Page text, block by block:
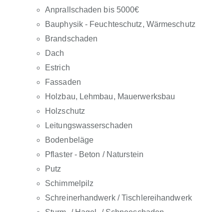
Anprallschaden bis 5000€
Bauphysik - Feuchteschutz, Wärmeschutz
Brandschaden
Dach
Estrich
Fassaden
Holzbau, Lehmbau, Mauerwerksbau
Holzschutz
Leitungswasserschaden
Bodenbeläge
Pflaster - Beton / Naturstein
Putz
Schimmelpilz
Schreinerhandwerk / Tischlereihandwerk